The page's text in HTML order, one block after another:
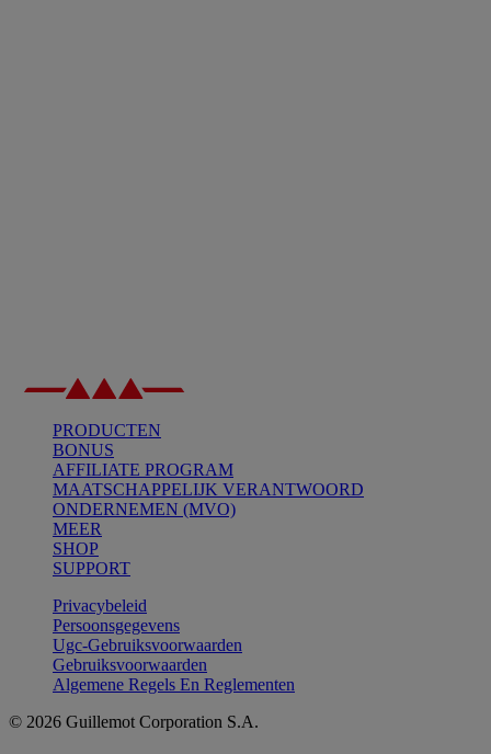
PRODUCTEN
BONUS
AFFILIATE PROGRAM
MAATSCHAPPELIJK VERANTWOORD
ONDERNEMEN (MVO)
MEER
SHOP
SUPPORT
Privacybeleid
Persoonsgegevens
Ugc-Gebruiksvoorwaarden
Gebruiksvoorwaarden
Algemene Regels En Reglementen
© 2026 Guillemot Corporation S.A.